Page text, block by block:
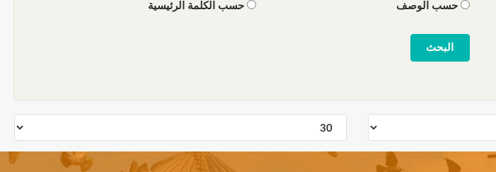
حسب الوصف حسب الكلمة الرئيسية